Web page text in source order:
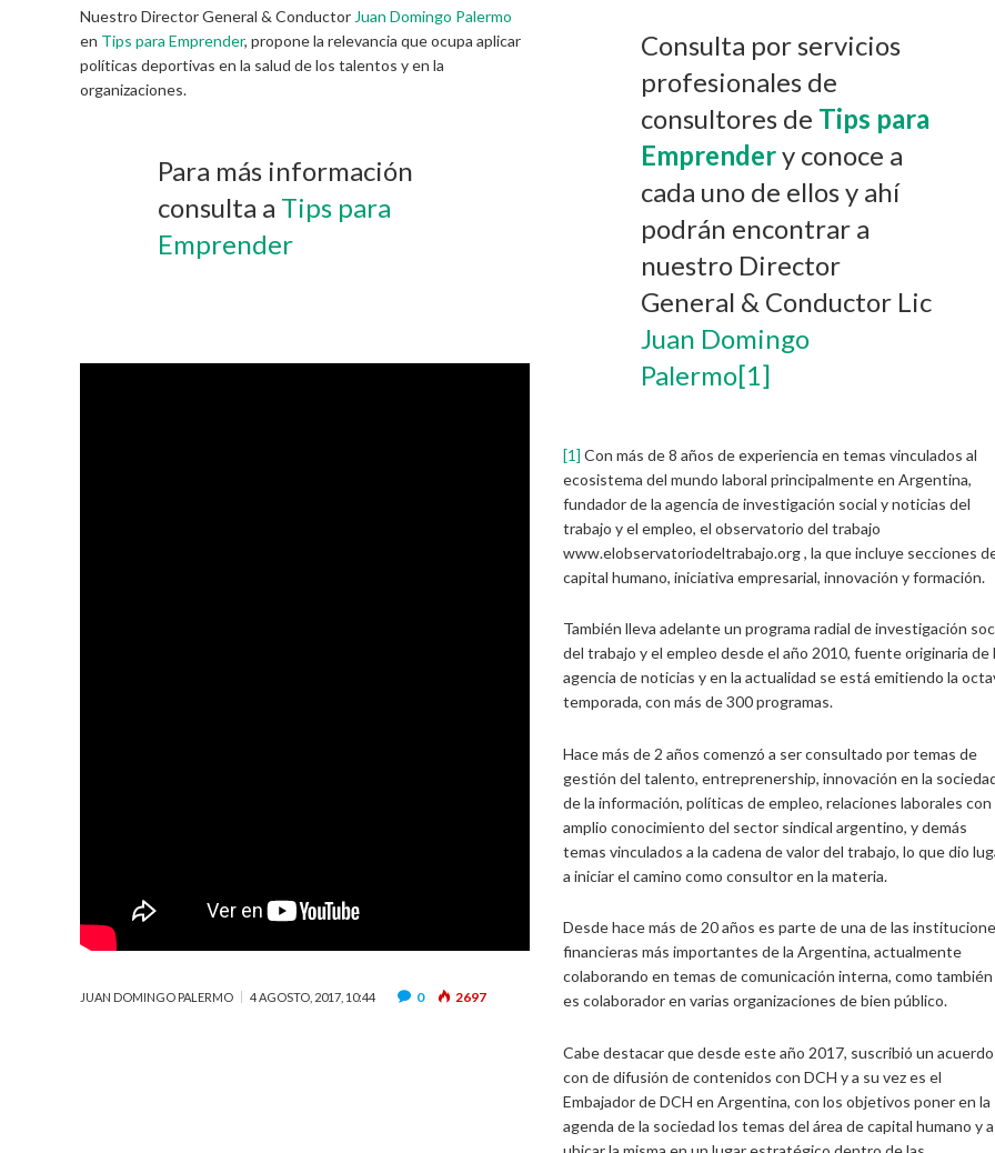
Nuestro Director General & Conductor Juan Domingo Palermo
en Tips para Emprender, propone la relevancia que ocupa aplicar
políticas deportivas en la salud de los talentos y en la
organizaciones.
Para más información
consulta a Tips para
Emprender
JUAN DOMINGO PALERMO 4 AGOSTO, 2017, 10:44 0 2697
Consulta por servicios
profesionales de
consultores de Tips para
Emprendery conoce a
cada uno de ellos y ahí
podrán encontrar a
nuestro Director
General & Conductor Lic
Juan Domingo
Palermo[1]
[1] Con más de 8 años de experiencia en temas vinculados al
ecosistema del mundo laboral principalmente en Argentina,
fundador de la agencia de investigación social y noticias del
trabajo y el empleo, el observatorio del trabajo
www.elobservatoriodeltrabajo.org , la que incluye secciones
capital humano, iniciativa empresarial, innovación y formación.
También lleva adelante un programa radial de investigación
del trabajo y el empleo desde el año 2010, fuente originaria de
agencia de noticias y en la actualidad se está emitiendo la
temporada, con más de 300 programas.
Hace más de 2 años comenzó a ser consultado por temas de
gestión del talento, entreprenership, innovación en la
de la información, políticas de empleo, relaciones laborales con
amplio conocimiento del sector sindical argentino, y demás
temas vinculados a la cadena de valor del trabajo, lo que dio
a iniciar el camino como consultor en la materia.
Desde hace más de 20 años es parte de una de las
financieras más importantes de la Argentina, actualmente
colaborando en temas de comunicación interna, como también
es colaborador en varias organizaciones de bien público.
Cabe destacar que desde este año 2017, suscribió un acuerdo
con de difusión de contenidos con DCH y a su vez es el
Embajador de DCH en Argentina, con los objetivos poner en la
agenda de la sociedad los temas del área de capital humano y